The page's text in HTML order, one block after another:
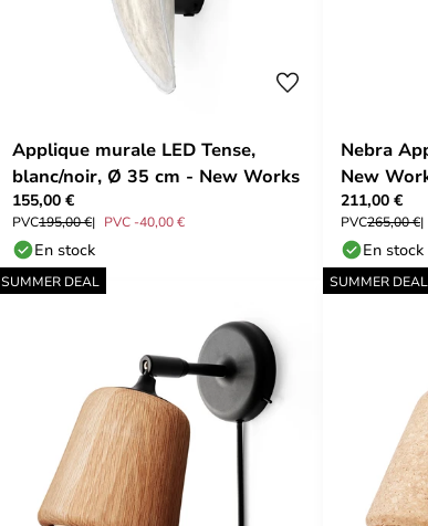
Applique murale LED Tense,
blanc/noir, Ø 35 cm - New Works
155,00 €
PVC195,00 € PVC -40,00 €
En stock
Nebra
New
211,00 €
PVC265,00 €
En stock
SUMMER DEAL SUMMER DEAL